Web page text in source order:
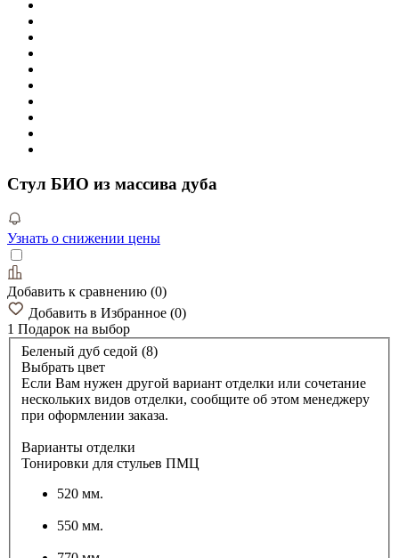
Стул БИО из массива дуба
Узнать о снижении цены
Добавить к сравнению (0)
Добавить в Избранное (0)
1 Подарок на выбор
Беленый дуб седой (8)
Выбрать цвет
Если Вам нужен другой вариант отделки или сочетание
нескольких видов отделки, сообщите об этом менеджеру
при оформлении заказа.
Варианты отделки
Тонировки для стульев ПМЦ
520 мм.
550 мм.